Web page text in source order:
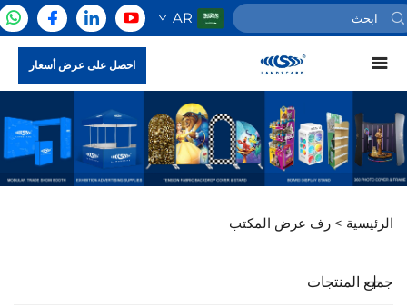
AR
احصل على عرض أسعار
الرئيسية > رف عرض المكتب
جميع المنتجات